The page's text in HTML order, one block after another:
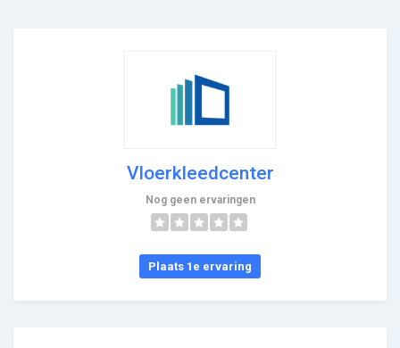
Vloerkleedcenter
Nog geen ervaringen
Plaats 1e ervaring